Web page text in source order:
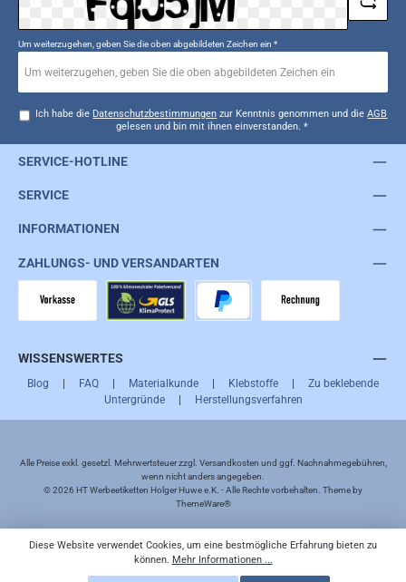
Um weiterzugehen, geben Sie die oben abgebildeten Zeichen ein *
Ich habe die Datenschutzbestimmungen zur Kenntnis genommen und dieAGB
gelesen und bin mit ihnen einverstanden. *
SERVICE-HOTLINE
SERVICE
INFORMATIONEN
ZAHLUNGS- UND VERSANDARTEN
WISSENSWERTES
Blog | FAQ | Materialkunde | Klebstoffe | Zu beklebende
Untergründe| Herstellungsverfahren
Alle Preise exkl. gesetzl. Mehrwertsteuer zzgl. Versandkosten und ggf. Nachnahmegebühren,
wenn nicht anders angegeben.
© 2026 HT Werbeetiketten Holger Huwe e.K. - Alle Rechte vorbehalten. Theme by
ThemeWare®
Diese Website verwendet Cookies, um eine bestmögliche Erfahrung bieten zu
können. Mehr Informationen ...